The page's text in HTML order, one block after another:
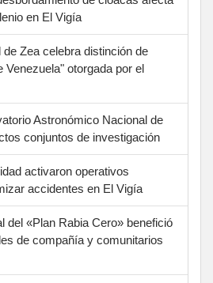
en El Vigía
Zea celebra distinción de
Venezuela" otorgada por el
Astronómico Nacional de
conjuntos de investigación
activaron operativos
accidentes en El Vigía
del «Plan Rabia Cero» benefició
de compañía y comunitarios